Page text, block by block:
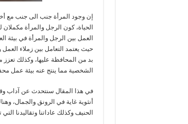
إن وجود المرأة جنب الى جنب مع
الحياة، كون الرجل والمرأة
العمل بين الرجل والمرأة في بيئة
حيث يعتمد التعامل بين زملاء العمل
بد من المحافظة عليها، وكذلك تعزز
الشخصية مما ينتج عنه بيئة عمل
في هذا المقال سنتحدث عن آداب
أنثوية غاية في الرونق والجمال،
الحنيف وكذلك عاداتنا وتقاليدنا